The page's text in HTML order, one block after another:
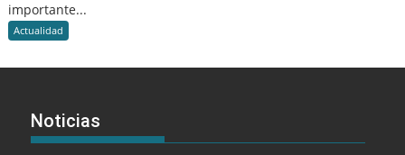
importante...
Actualidad
Noticias